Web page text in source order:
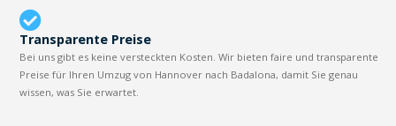
Transparente Preise
Bei uns gibt es keine versteckten Kosten. Wir bieten faire und transparente
Preise für Ihren Umzug von Hannover nach Badalona, damit Sie genau
wissen, was Sie erwartet.